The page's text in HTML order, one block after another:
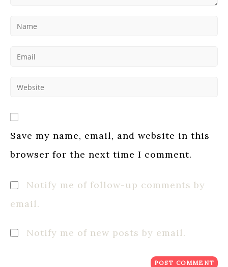
your
comment
your
address
your
URL
Save my name, email, and website in this
browser for the next time I comment.
Notify me of follow-up comments by
email.
Notify me of new posts by email.